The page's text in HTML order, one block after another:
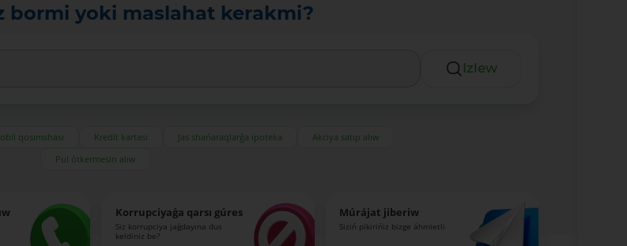
bormi yoki maslahat kerakmi?
Izlew
qosımshası Kredit kartası Jas shańaraqlarǵa ipoteka
Akciya satıp alıw
Pul ótkermesin alıw
Korrupciyaǵa qarsı gúres
Siz korrupciya jaǵdayına dus
keldiniz be?
Múrájat jiberiw
Siziń pikirińiz bizge áhmietli